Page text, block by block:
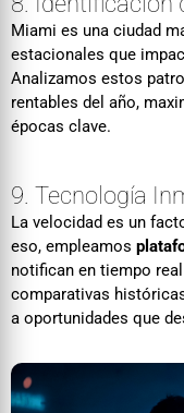
Miami es una ciudad
estacionales que
Analizamos estos
rentables del año,
épocas clave.
9. Tecnología
La velocidad es un
eso, empleamos
notifican en tiempo
comparativas
a oportunidades que